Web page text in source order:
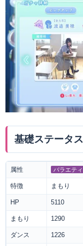
基礎ステータス
属性 バラエティ
特徴 まもり
HP 5110
まもり 1290
ダンス 1226